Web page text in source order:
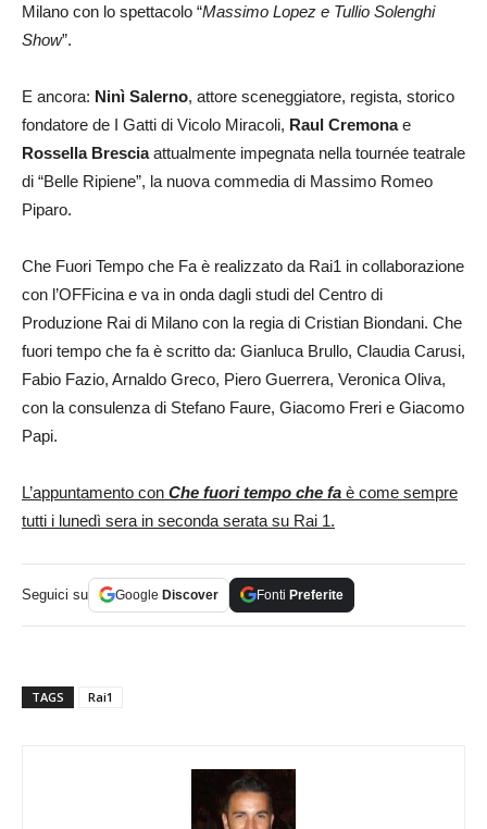
Milano con lo spettacolo “Massimo Lopez e Tullio Solenghi
Show”.
E ancora: Ninì Salerno, attore sceneggiatore, regista, storico
fondatore de I Gatti di Vicolo Miracoli, Raul Cremonae
Rossella Bresciaattualmente impegnata nella tournée teatrale
di “Belle Ripiene”, la nuova commedia di Massimo Romeo
Piparo.
Che Fuori Tempo che Fa è realizzato da Rai1 in collaborazione
con l’OFFicina e va in onda dagli studi del Centro di
Produzione Rai di Milano con la regia di Cristian Biondani. Che
fuori tempo che fa è scritto da: Gianluca Brullo, Claudia Carusi,
Fabio Fazio, Arnaldo Greco, Piero Guerrera, Veronica Oliva,
con la consulenza di Stefano Faure, Giacomo Freri e Giacomo
Papi.
L’appuntamento con Che fuori tempo che fa è come sempre
tutti i lunedì sera in seconda serata su Rai 1.
Seguici su Google Discover Fonti Preferite
TAGS Rai1